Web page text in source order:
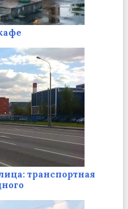
транспортная